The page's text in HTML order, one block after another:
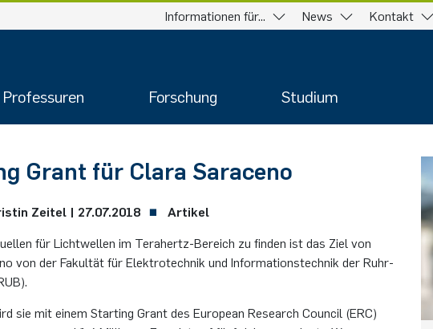
Informationen für... News Kontakt
Professuren Forschung Studium
Grant für Clara Saraceno
Zei­tel | 27.07.2018
Artikel
für Licht­wel­len im Tera­hertz-Be­reich zu fin­den ist das Ziel von
von der Fa­kul­tät für Elek­tro­tech­nik und In­for­ma­ti­ons­tech­nik der Ruhr-
sie mit einem Star­ting Grant des Eu­ropean Re­se­arch Coun­cil (ERC)